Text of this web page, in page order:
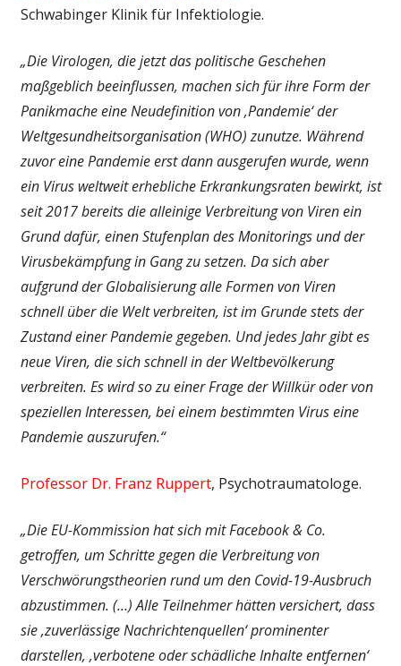
Schwabinger Klinik für Infektiologie.
„Die Virologen, die jetzt das politische Geschehen
maßgeblich beeinflussen, machen sich für ihre Form der
Panikmache eine Neudefinition von ‚Pandemie‘ der
Weltgesundheitsorganisation (WHO) zunutze. Während
zuvor eine Pandemie erst dann ausgerufen wurde, wenn
ein Virus weltweit erhebliche Erkrankungsraten bewirkt, ist
seit 2017 bereits die alleinige Verbreitung von Viren ein
Grund dafür, einen Stufenplan des Monitorings und der
Virusbekämpfung in Gang zu setzen. Da sich aber
aufgrund der Globalisierung alle Formen von Viren
schnell über die Welt verbreiten, ist im Grunde stets der
Zustand einer Pandemie gegeben. Und jedes Jahr gibt es
neue Viren, die sich schnell in der Weltbevölkerung
verbreiten. Es wird so zu einer Frage der Willkür oder von
speziellen Interessen, bei einem bestimmten Virus eine
Pandemie auszurufen.“
Professor Dr. Franz Ruppert, Psychotraumatologe.
„Die EU-Kommission hat sich mit Facebook & Co.
getroffen, um Schritte gegen die Verbreitung von
Verschwörungstheorien rund um den Covid-19-Ausbruch
abzustimmen. (…)Alle Teilnehmer hätten versichert, dass
sie ‚zuverlässige Nachrichtenquellen‘ prominenter
darstellen, ‚verbotene oder schädliche Inhalte entfernen‘